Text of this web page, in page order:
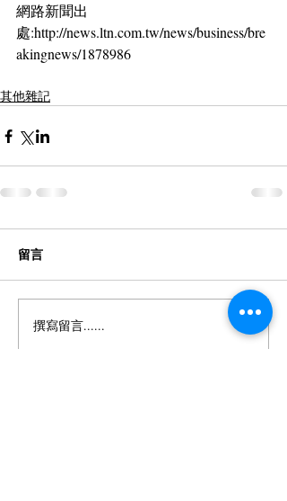
網路新聞出
處:http://news.ltn.com.tw/news/business/bre
akingnews/1878986
其他雜記
留言
撰寫留言......